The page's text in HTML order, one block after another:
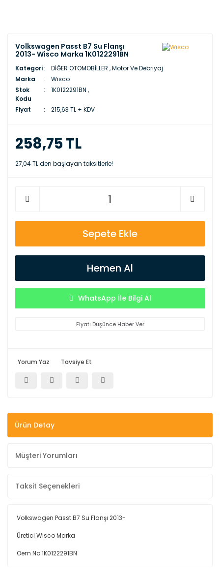
Volkswagen Passt B7 Su Flanşı
2013- Wisco Marka 1K0122291BN
Kategori DİĞER OTOMOBİLLER ,Motor Ve Debriyaj
Marka
Wisco
Stok
Kodu
1K0122291BN ,
Fiyat 215,63 TL + KDV
258,75 TL
27,04 TL den başlayan taksitlerle!
Sepete Ekle
Hemen Al
WhatsApp İle Bilgi Al
Fiyatı Düşünce Haber Ver
Yorum Yaz Tavsiye Et
Ürün Detay
Müşteri Yorumları
Taksit Seçenekleri
Volkswagen Passt B7 Su Flanşı 2013-
Üretici Wisco Marka
Oem No 1K0122291BN